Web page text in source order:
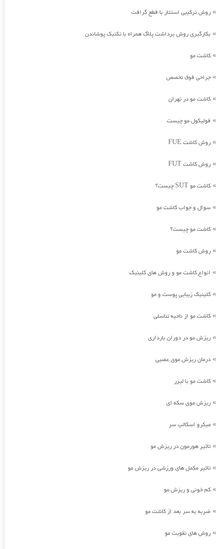
» روش ترکیبی استتار با قطع گرافت
» بکارگیری روش برداشت پلاگ همراه با تکنیک پوشاندن
» کاشت مو
» جراحی فوق تخصص
» کاشت مو در تهران
» فولیکول مو چیست
» روش کاشت FUE
» روش کاشت FUT
» کاشت مو SUT چیست؟
» سوال و جواب کاشت مو
» کاشت مو چیست؟
» روش کاشت مو
» انواع کاشت مو و روش های کلینیک
» کلینیک زیبایی پوست و مو
» کاشت مو از ناحیه تناسلی
» ریزش مو در دوران بارداری
» درمان ریزش موی عصبی
» کاشت مو با لیزر
» ریزش موی سکه ای
» میکرو اسکالپ سر
» تاثیر هورمون در ریزش مو
» تاثیر مکمل های ورزشی در ریزش مو
» کم خونی و ریزش مو
» ضربه به سر بعد از کاشت مو
» روش های تقویت مو